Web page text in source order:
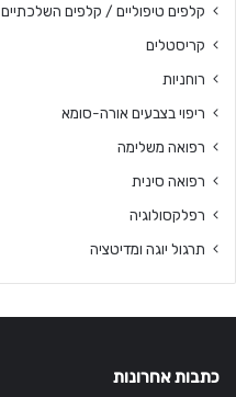
קלפים טיפוליים / קלפים השלכתיים
קריסטלים
רוחניות
ריפוי בצבעים אורה-סומא
רפואה משלימה
רפואה סינית
רפלקסולוגיה
תרגול יוגה ומדיטציה
כתבות אחרונות